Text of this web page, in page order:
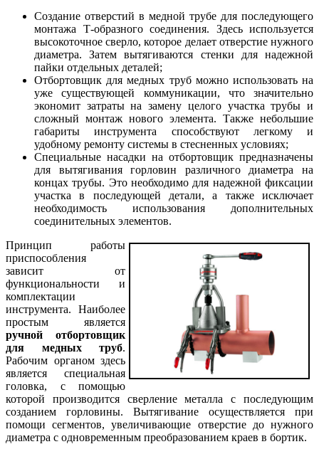
Создание отверстий в медной трубе для последующего
монтажа Т-образного соединения. Здесь используется
высокоточное сверло, которое делает отверстие нужного
диаметра. Затем вытягиваются стенки для надежной
пайки отдельных деталей;
Отбортовщик для медных труб можно использовать на
уже существующей коммуникации, что значительно
экономит затраты на замену целого участка трубы и
сложный монтаж нового элемента. Также небольшие
габариты инструмента способствуют легкому и
удобному ремонту системы в стесненных условиях;
Специальные насадки на отбортовщик предназначены
для вытягивания горловин различного диаметра на
концах трубы. Это необходимо для надежной фиксации
участка в последующей детали, а также исключает
необходимость использования дополнительных
соединительных элементов.
Принцип работы
приспособления
зависит от
функциональности и
комплектации
инструмента. Наиболее
простым является
ручной отбортовщик
для медных труб.
Рабочим органом здесь
является специальная
головка, с помощью
которой производится сверление металла с последующим
созданием горловины. Вытягивание осуществляется при
помощи сегментов, увеличивающие отверстие до нужного
диаметра с одновременным преобразованием краев в бортик.